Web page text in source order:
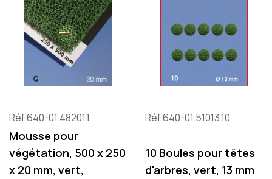
Réf.640-01.48201.1
Mousse pour
végétation, 500 x 250
x 20 mm, vert,
Réf.640-01.51013.10
10 Boules pour têtes
d'arbres, vert, 13 mm